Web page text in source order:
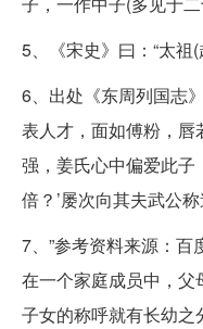
5、《宋史》曰：“太祖(
6、出处《东周列国志
表人才，面如傅粉，
强，姜氏心中偏爱此子
倍？’屡次向其夫武公
7、”参考资料来源：
在一个家庭成员中，
子女的称呼就有长幼